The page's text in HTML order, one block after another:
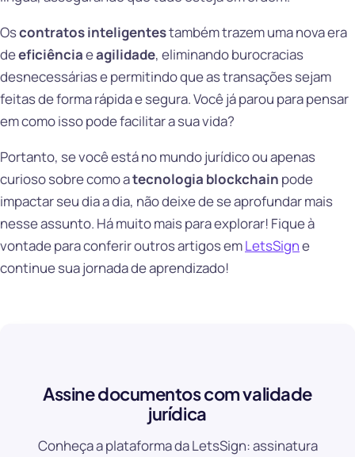
Oscontratos inteligentestambém trazem uma nova era
deeficiênciaeagilidade, eliminando burocracias
desnecessárias e permitindo que as transações sejam
feitas de forma rápida e segura. Você já parou para pensar
em como isso pode facilitar a sua vida?
Portanto, se você está no mundo jurídico ou apenas
curioso sobre como atecnologia blockchain pode
impactar seu dia a dia, não deixe de se aprofundar mais
nesse assunto. Há muito mais para explorar! Fique à
vontade para conferir outros artigos emLetsSigne
continue sua jornada de aprendizado!
Assine documentos com validade
jurídica
Conheça a plataforma da LetsSign: assinatura